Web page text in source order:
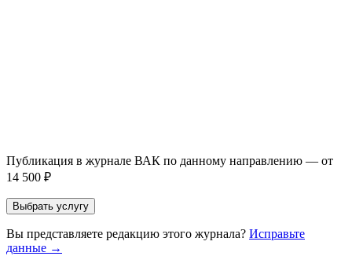
Публикация в журнале ВАК по данному направлению — от
14 500 ₽
Выбрать услугу
Вы представляете редакцию этого журнала? Исправьте
данные →